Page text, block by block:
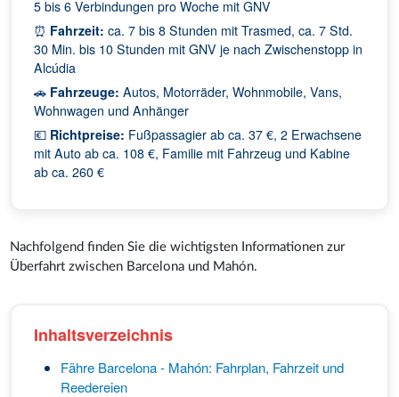
5 bis 6 Verbindungen pro Woche mit GNV
⏰ Fahrzeit: ca. 7 bis 8 Stunden mit Trasmed, ca. 7 Std.
30 Min. bis 10 Stunden mit GNV je nach Zwischenstopp in
Alcúdia
🚗 Fahrzeuge: Autos, Motorräder, Wohnmobile, Vans,
Wohnwagen und Anhänger
💶 Richtpreise: Fußpassagier ab ca. 37 €, 2 Erwachsene
mit Auto ab ca. 108 €, Familie mit Fahrzeug und Kabine
ab ca. 260 €
Nachfolgend finden Sie die wichtigsten Informationen zur
Überfahrt zwischen Barcelona und Mahón.
Inhaltsverzeichnis
Fähre Barcelona - Mahón: Fahrplan, Fahrzeit und
Reedereien